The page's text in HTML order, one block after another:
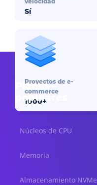
Sí
Proyectos de e-
commerce
1000+
Planes
populares
Núcleos de CPU
Memoria
Almacenamiento NVMe